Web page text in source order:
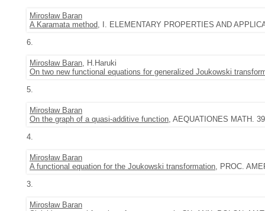
Mirosław Baran
A Karamata method, I. ELEMENTARY PROPERTIES AND
6.
Mirosław Baran, H.Haruki
On two new functional equations for generalized Joukowski
5.
Mirosław Baran
On the graph of a quasi-additive function, AEQUATIONES MATH.
4.
Mirosław Baran
A functional equation for the Joukowski transformation, PROC.
3.
Mirosław Baran